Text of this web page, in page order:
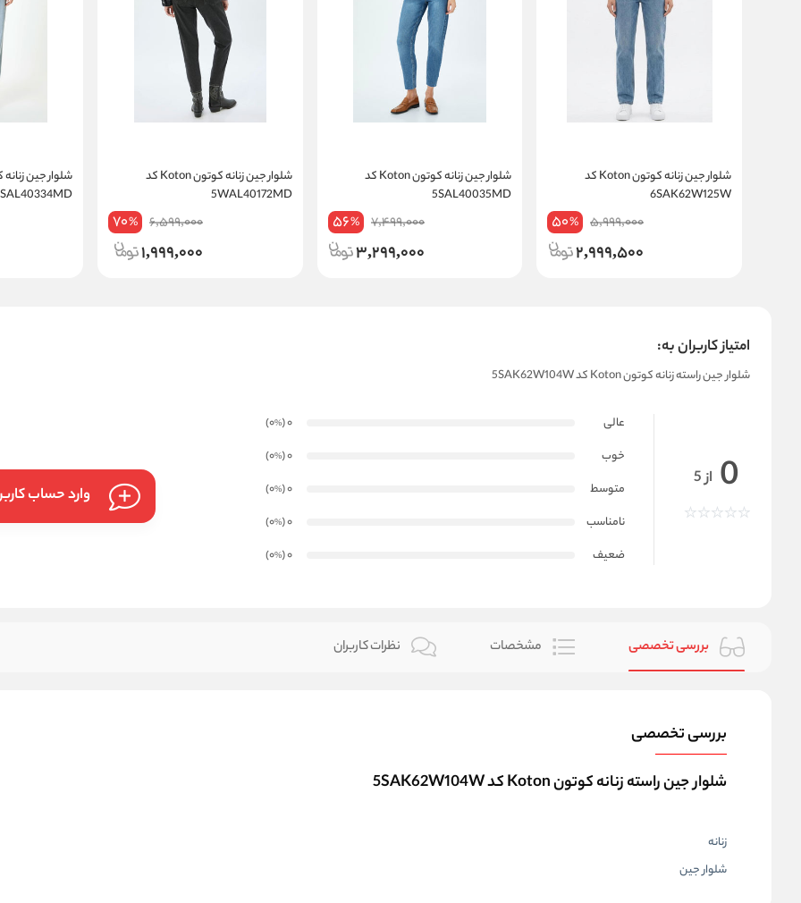
شلوار جین زنانه کوتون Koton کد
6SAK62W125W
5,999,000
50%
2,999,500
شلوار جین زنانه کوتون Koton کد
5SAL40035MD
7,499,000
56%
3,299,000
شلوار جین زنانه کوتون Koton کد
5WAL40172MD
6,599,000
70%
1,999,000
4SAL40334MD
امتیاز کاربران به:
شلوار جین راسته زنانه کوتون Koton کد 5SAK62W104W
0 از 5
عالی 0
(0
%
)
خوب
0
(0
%
)
متوسط
0
(0
%
)
نامناسب
0
(0
%
)
ضعیف
0
(0
%
)
وارد حساب
بررسی تخصصی مشخصات نظرات کاربران
بررسی تخصصی
شلوار جین راسته زنانه کوتون Koton کد 5SAK62W104W
زنانه
شلوار جین